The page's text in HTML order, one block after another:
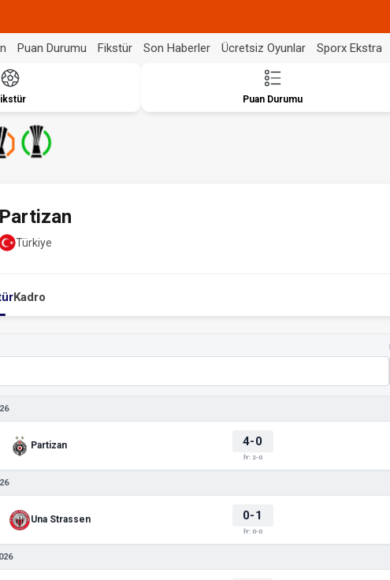
Puan Durumu Fikstür Son Haberler Ücretsiz Oyunlar Sporx Ekstra
Puan Durumu
Partizan
Türkiye
Kadro
Partizan 4-0
İY: 2-0
Una Strassen 0-1
İY: 0-0